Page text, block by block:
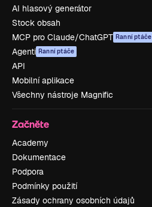
AI hlasový generátor
Stock obsah
MCP pro Claude/ChatGPT Ranní ptáče
Agenti Ranní ptáče
API
Mobilní aplikace
Všechny nástroje Magnific
Začněte
Academy
Dokumentace
Podpora
Podmínky použití
Zásady ochrany osobních údajů